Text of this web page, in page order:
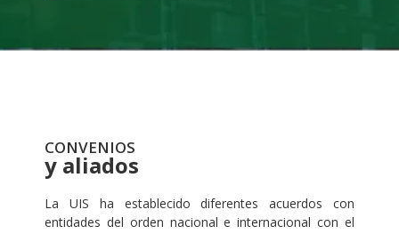
CONVENIOS
y aliados
La UIS ha establecido diferentes acuerdos con
entidades del orden nacional e internacional con el